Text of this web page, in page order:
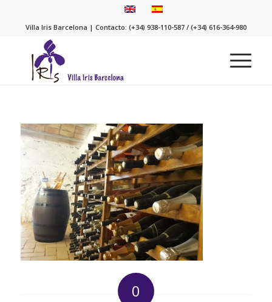
Villa Iris Barcelona | Contacto: (+34) 938-110-587 / (+34) 616-364-980
0